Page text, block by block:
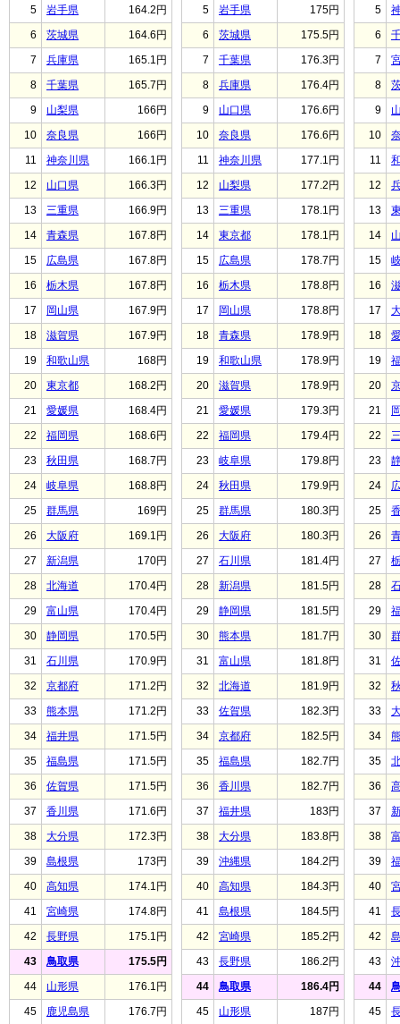
5
岩手県
164.2円
6
茨城県
164.6円
7
兵庫県
165.1円
8
千葉県
165.7円
9
山梨県
166円
10
奈良県
166円
11
神奈川県
166.1円
12
山口県
166.3円
13
三重県
166.9円
14
青森県
167.8円
15
広島県
167.8円
16
栃木県
167.8円
17
岡山県
167.9円
18
滋賀県
167.9円
19
和歌山県
168円
20
東京都
168.2円
21
愛媛県
168.4円
22
福岡県
168.6円
23
秋田県
168.7円
24
岐阜県
168.8円
25
群馬県
169円
26
大阪府
169.1円
27
新潟県
170円
28
北海道
170.4円
29
富山県
170.4円
30
静岡県
170.5円
31
石川県
170.9円
32
京都府
171.2円
33
熊本県
171.2円
34
福井県
171.5円
35
福島県
171.5円
36
佐賀県
171.5円
37
香川県
171.6円
38
大分県
172.3円
39
島根県
173円
40
高知県
174.1円
41
宮崎県
174.8円
42
長野県
175.1円
43
鳥取県
175.5円
44
山形県
176.1円
45
鹿児島県 176.7円
5
岩手県
175円
6
茨城県
175.5円
7
千葉県
176.3円
8
兵庫県
176.4円
9
山口県
176.6円
10
奈良県
176.6円
11
神奈川県
177.1円
12
山梨県
177.2円
13
三重県
178.1円
14
東京都
178.1円
15
広島県
178.7円
16
栃木県
178.8円
17
岡山県
178.8円
18
青森県
178.9円
19
和歌山県
178.9円
20
滋賀県
178.9円
21
愛媛県
179.3円
22
福岡県
179.4円
23
岐阜県
179.8円
24
秋田県
179.9円
25
群馬県
180.3円
26
大阪府
180.3円
27
石川県
181.4円
28
新潟県
181.5円
29
静岡県
181.5円
30
熊本県
181.7円
31
富山県
181.8円
32
北海道
181.9円
33
佐賀県
182.3円
34
京都府
182.5円
35
福島県
182.7円
36
香川県
182.7円
37
福井県
183円
38
大分県
183.8円
39
沖縄県
184.2円
40
高知県
184.3円
41
島根県
184.5円
42
宮崎県
185.2円
43
長野県
186.2円
44
鳥取県
186.4円
45
山形県 187円
5
6
7
8
9
10
11
12
13
14
15
16
17
18
19
20
21
22
23
24
25
26
27
28
29
30
31
32
33
34
35
36
37
38
39
40
41
42
43
44
45